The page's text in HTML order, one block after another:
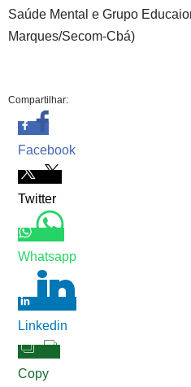
Saúde Mental e Grupo
Marques/Secom-Cbá)
Compartilhar:
Facebook
Twitter
Whatsapp
Linkedin
Copy